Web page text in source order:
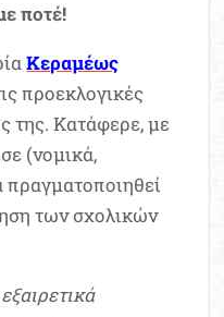
ποτέ!
Κεραμέως
προεκλογικές
της. Κατάφερε, με
(νομικά,
πραγματοποιηθεί
των σχολικών